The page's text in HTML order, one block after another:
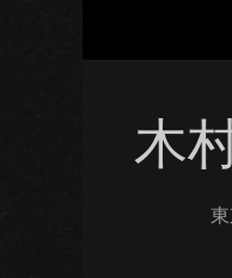
木